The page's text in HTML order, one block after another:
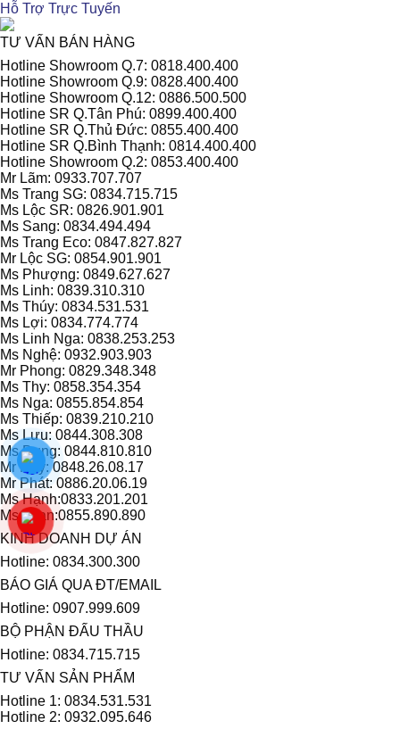
Hỗ Trợ Trực Tuyến
TƯ VẤN BÁN HÀNG
Hotline Showroom Q.7: 0818.400.400
Hotline Showroom Q.9: 0828.400.400
Hotline Showroom Q.12: 0886.500.500
Hotline SR Q.Tân Phú: 0899.400.400
Hotline SR Q.Thủ Đức: 0855.400.400
Hotline SR Q.Bình Thạnh: 0814.400.400
Hotline Showroom Q.2: 0853.400.400
Mr Lãm: 0933.707.707
Ms Trang SG: 0834.715.715
Ms Lộc SR: 0826.901.901
Ms Sang: 0834.494.494
Ms Trang Eco: 0847.827.827
Mr Lộc SG: 0854.901.901
Ms Phượng: 0849.627.627
Ms Linh: 0839.310.310
Ms Thúy: 0834.531.531
Ms Lợi: 0834.774.774
Ms Linh Nga: 0838.253.253
Ms Nghệ: 0932.903.903
Mr Phong: 0829.348.348
Ms Thy: 0858.354.354
Ms Nga: 0855.854.854
Ms Thiếp: 0839.210.210
Ms Lưu: 0844.308.308
Ms Dung: 0844.810.810
Mr Huy: 0848.26.08.17
Mr Phát: 0886.20.06.19
Ms Hạnh:0833.201.201
Ms Loan:0855.890.890
KINH DOANH DỰ ÁN
Hotline: 0834.300.300
BÁO GIÁ QUA ĐT/EMAIL
Hotline: 0907.999.609
BỘ PHẬN ĐẤU THẦU
Hotline: 0834.715.715
TƯ VẤN SẢN PHẨM
Hotline 1: 0834.531.531
Hotline 2: 0932.095.646